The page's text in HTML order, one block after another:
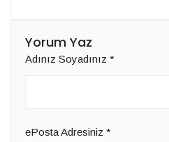
Yorum Yaz
Adınız Soyadınız *
ePosta Adresiniz *